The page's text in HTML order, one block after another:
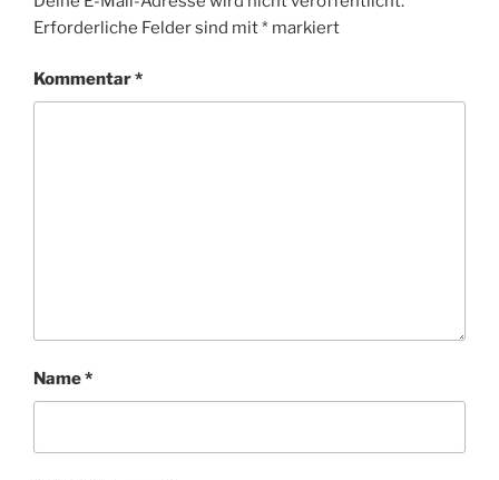
Erforderliche Felder sind mit* markiert
Kommentar*
Name*